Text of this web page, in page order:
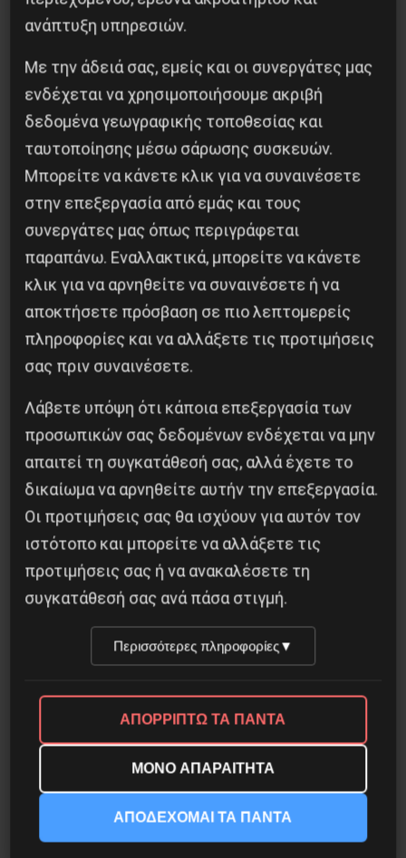
Βλαντίμιρ Τριανταφίλοφ: ο Ελληνοπόντιος
στρατιωτικός εγκέφαλος του Κόκκινου
Στρατού
8 Αυγούστου 2026
Αντιφασιστικός Σεπτέμβρης 2026
9 Αυγούστου 2026
ανάπτυξη υπηρεσιών.
Με την άδειά σας, εμείς και οι συνεργάτες μας
ενδέχεται να χρησιμοποιήσουμε ακριβή
δεδομένα γεωγραφικής τοποθεσίας και
ταυτοποίησης μέσω σάρωσης συσκευών.
Μπορείτε να κάνετε κλικ για να συναινέσετε
στην επεξεργασία από εμάς και τους
συνεργάτες μας όπως περιγράφεται
παραπάνω. Εναλλακτικά, μπορείτε να κάνετε
κλικ για να αρνηθείτε να συναινέσετε ή να
αποκτήσετε πρόσβαση σε πιο λεπτομερείς
πληροφορίες και να αλλάξετε τις προτιμήσεις
σας πριν συναινέσετε.
Λάβετε υπόψη ότι κάποια επεξεργασία των
προσωπικών σας δεδομένων ενδέχεται να μην
απαιτεί τη συγκατάθεσή σας, αλλά έχετε το
δικαίωμα να αρνηθείτε αυτήν την επεξεργασία.
Οι προτιμήσεις σας θα ισχύουν για αυτόν τον
ιστότοπο και μπορείτε να αλλάξετε τις
προτιμήσεις σας ή να ανακαλέσετε τη
συγκατάθεσή σας ανά πάσα στιγμή.
Περισσότερες πληροφορίες▼
ΑΠΟΡΡΙΠΤΩ ΤΑ ΠΑΝΤΑ
ΜΟΝΟ ΑΠΑΡΑΙΤΗΤΑ
ΑΠΟΔΕΧΟΜΑΙ ΤΑ ΠΑΝΤΑ